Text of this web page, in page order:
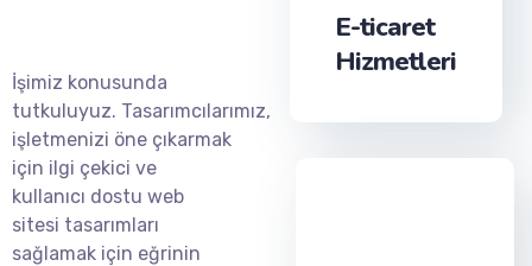
İşimiz konusunda
tutkuluyuz. Tasarımcılarımız,
işletmenizi öne çıkarmak
için ilgi çekici ve
kullanıcı dostu web
sitesi tasarımları
sağlamak için eğrinin
E-ticaret
Hizmetleri